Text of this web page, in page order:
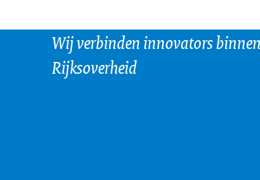
Wij verbinden innovators
Rijksoverheid